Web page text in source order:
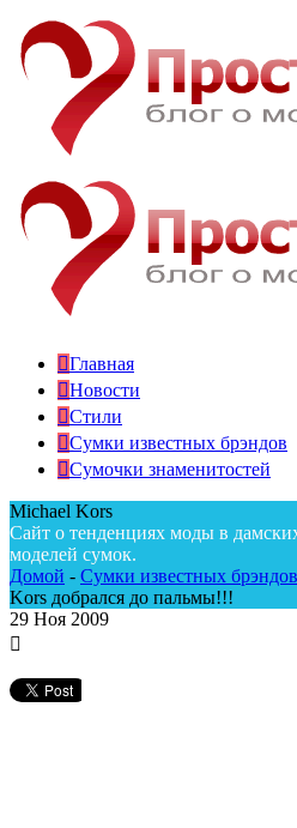
Главная
Новости
Стили
Сумки известных брэндов
Сумочки знаменитостей
Michael Kors
Сайт о тенденциях моды в
моделей сумок.
Домой - Сумки известных брэндов
Kors добрался до пальмы!!!
29 Ноя 2009